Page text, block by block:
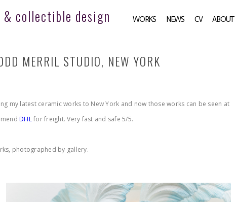
& collectible design WORKS NEWS CV ABOUT
MERRIL STUDIO, NEW YORK
my latest ceramic works to New York and now those works can be seen at
DHLfor freight. Very fast and safe 5/5.
photographed by gallery.